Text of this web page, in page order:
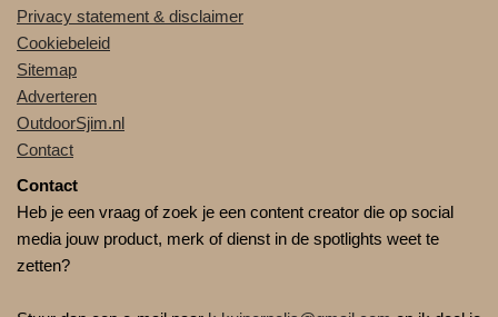
Privacy statement & disclaimer
Cookiebeleid
Sitemap
Adverteren
OutdoorSjim.nl
Contact
Contact
Heb je een vraag of zoek je een content creator die op social
media jouw product, merk of dienst in de spotlights weet te
zetten?